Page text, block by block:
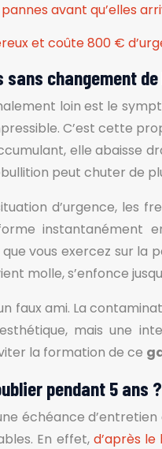
avant qu’elles
et coûte 800 €
changement
loin est le
C’est cette
elle
peut chuter de
d’urgence, les
instantanément
vous exercez sur
molle, s’enfonce
faux ami. La
mais une
la formation de ce
pendant 5 ans ?
échéance
En effet, d’après